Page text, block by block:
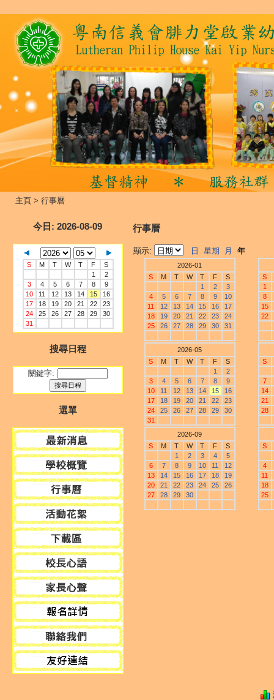
主頁 > 行事曆
今日 : 2026-08-09
S M T W T F
S
1
2
3
4 5 6 7 8
9
10
11 12 13 14 15
16
17
18 19 20 21 22
23
24
25 26 27 28 29
30
31
搜尋日程
關鍵字:
選單
行事曆
顯示: 日 星期 月 年
2026-01
S
M T W T F
S
1
2
3
4
5 6 7 8 9
10
11
12 13 14 15 16
17
18
19 20 21 22 23
24
25
26 27 28 29 30 31
S
1
8
15
22
2026-05
S
M T W T F
S
1
2
3
4 5 6 7 8
9
10
11 12 13 14 15
16
17
18 19 20 21 22
23
24
25 26 27 28 29
30
31
S
7
14
21
28
2026-09
S
M T W T F
S
1
2 3 4
5
6
7 8 9 10 11
12
13
14 15 16 17 18
19
20
21 22 23 24 25
26
27
28 29 30
S
4
11
18
25